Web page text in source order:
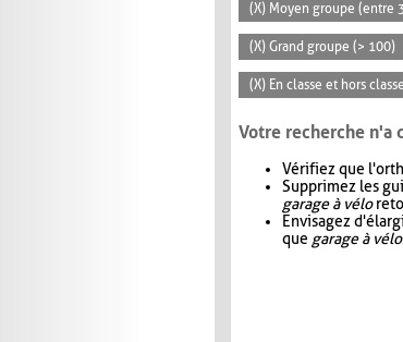
(X) Moyen groupe (entre
(X) Grand groupe (> 100)
(X) En classe et hors classe
Votre recherche n'a
Vérifiez que
Supprimez les
garage à vélo
Envisagez
que garage à vélo